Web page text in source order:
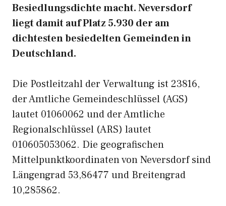
Besiedlungsdichte macht. Neversdorf
liegt damit auf Platz 5.930 der am
dichtesten besiedelten Gemeinden in
Deutschland.
Die Postleitzahl der Verwaltung ist 23816,
der Amtliche Gemeindeschlüssel (AGS)
lautet 01060062 und der Amtliche
Regionalschlüssel (ARS) lautet
010605053062. Die geografischen
Mittelpunktkoordinaten von Neversdorf sind
Längengrad 53,86477 und Breitengrad
10,285862.